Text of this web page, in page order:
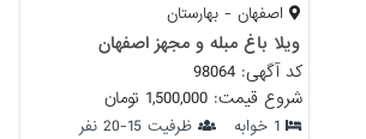
اصفهان - بهارستان
ویلا باغ مبله و مجهز اصفهان
کد آگهی: 98064
شروع قیمت: 1,500,000 تومان
1 خوابه ظرفیت 15-20 نفر